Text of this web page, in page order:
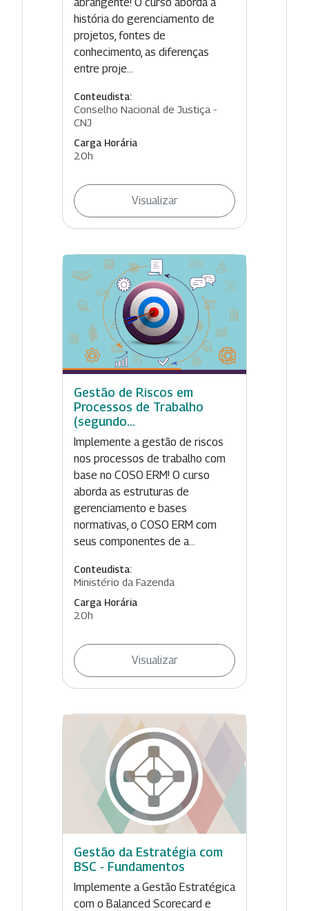
história do gerenciamento de
projetos, fontes de
conhecimento, as diferenças
entre proje...
Conteudista:
Conselho Nacional de Justiça -
CNJ
Carga Horária
20h
Visualizar
Gestão de Riscos em
Processos de Trabalho
(segundo...
Implemente a gestão de riscos
nos processos de trabalho com
base no COSO ERM! O curso
aborda as estruturas de
gerenciamento e bases
normativas, o COSO ERM com
seus componentes de a...
Conteudista:
Ministério da Fazenda
Carga Horária
20h
Visualizar
Gestão da Estratégia com
BSC - Fundamentos
Implemente a Gestão Estratégica
com o Balanced Scorecard e